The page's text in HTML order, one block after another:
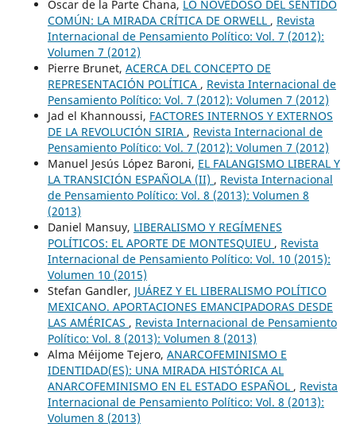
Óscar de la Parte Chana, LO NOVEDOSO DEL SENTIDO
COMÚN: LA MIRADA CRÍTICA DE ORWELL , Revista
Internacional de Pensamiento Político: Vol. 7 (2012):
Volumen 7 (2012)
Pierre Brunet, ACERCA DEL CONCEPTO DE
REPRESENTACIÓN POLÍTICA , Revista Internacional de
Pensamiento Político: Vol. 7 (2012): Volumen 7 (2012)
Jad el Khannoussi, FACTORES INTERNOS Y EXTERNOS
DE LA REVOLUCIÓN SIRIA , Revista Internacional de
Pensamiento Político: Vol. 7 (2012): Volumen 7 (2012)
Manuel Jesús López Baroni, EL FALANGISMO LIBERAL Y
LA TRANSICIÓN ESPAÑOLA (II) , Revista Internacional
de Pensamiento Político: Vol. 8 (2013): Volumen 8
(2013)
Daniel Mansuy, LIBERALISMO Y REGÍMENES
POLÍTICOS: EL APORTE DE MONTESQUIEU , Revista
Internacional de Pensamiento Político: Vol. 10 (2015):
Volumen 10 (2015)
Stefan Gandler, JUÁREZ Y EL LIBERALISMO POLÍTICO
MEXICANO. APORTACIONES EMANCIPADORAS DESDE
LAS AMÉRICAS , Revista Internacional de Pensamiento
Político: Vol. 8 (2013): Volumen 8 (2013)
Alma Méijome Tejero, ANARCOFEMINISMO E
IDENTIDAD(ES): UNA MIRADA HISTÓRICA AL
ANARCOFEMINISMO EN EL ESTADO ESPAÑOL , Revista
Internacional de Pensamiento Político: Vol. 8 (2013):
Volumen 8 (2013)